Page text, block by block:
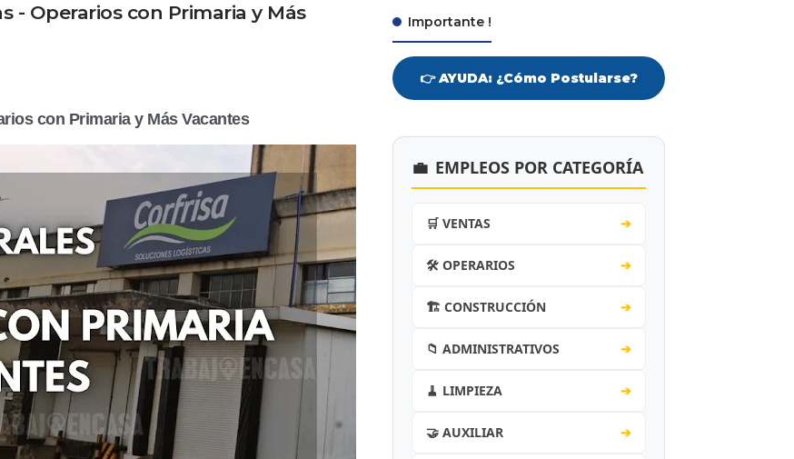
- Operarios con Primaria y Más
con Primaria y Más Vacantes
Importante !
👉 AYUDA: ¿Cómo Postularse?
💼 EMPLEOS POR CATEGORÍA
🛒 VENTAS ➔
🛠️ OPERARIOS ➔
🏗️ CONSTRUCCIÓN ➔
📁 ADMINISTRATIVOS ➔
🧹 LIMPIEZA ➔
🤝 AUXILIAR ➔